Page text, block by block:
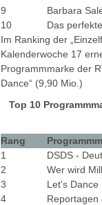
9
Barbara
10
Das
Im Ranking der
Kalenderwoche 17
Programmmarke der
Dance“ (9,90 Mio.)
Top 10
Rang
1
DSDS -
2
Wer wird
3
Let's Dance
4
Reportagen